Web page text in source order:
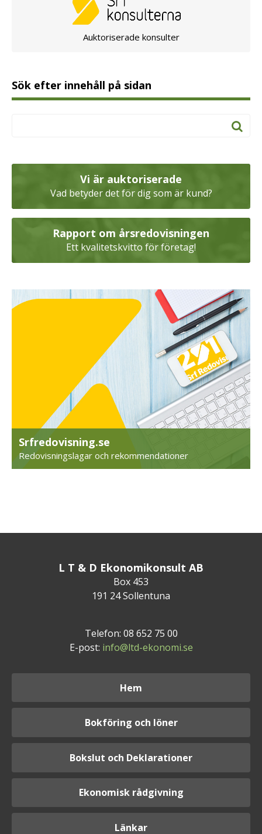
Auktoriserade konsulter
Sök efter innehåll på sidan
Vi är auktoriserade
Vad betyder det för dig som är kund?
Rapport om årsredovisningen
Ett kvalitetskvitto för företag!
Srfredovisning.se
Redovisningslagar och rekommendationer
L T & D Ekonomikonsult AB
Box 453
191 24 Sollentuna
Telefon: 08 652 75 00
E-post: info@ltd-ekonomi.se
Hem
Bokföring och löner
Bokslut och Deklarationer
Ekonomisk rådgivning
Länkar